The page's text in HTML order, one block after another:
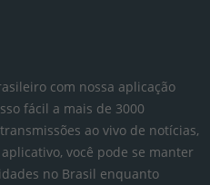
com nossa aplicação
fácil a mais de 3000
ao vivo de notícias,
você pode se manter
no Brasil enquanto